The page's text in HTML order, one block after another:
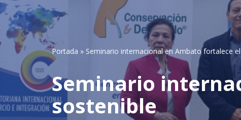
Portada » Seminario internacional en Ambato fortalece
Seminario
sostenible